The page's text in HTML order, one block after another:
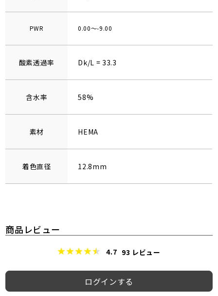
PWR 0.00～-9.00
酸素透過率 Dk/L = 33.3
含水率 58%
素材 HEMA
着色直径 12.8mm
商品レビュー
4.7 93 レビュー
ログインする